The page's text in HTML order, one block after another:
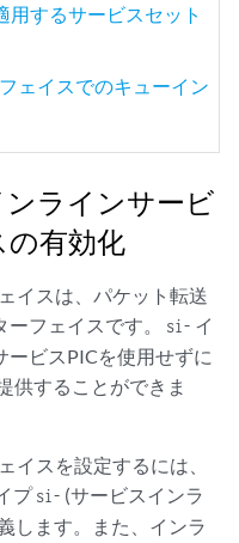
するサービスセット
ェイスでのキューイン
ラインサービ
の有効化
イスは、パケット転送
フェイスです。
si- イ
ービスPICを使用せずに
供することができま
イスを設定するには、
プsi- (サービスインラ
します。また、インラ